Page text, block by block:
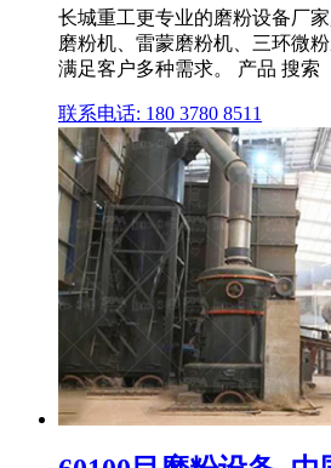
长城重工更专业的磨粉设备厂
磨粉机、雷蒙磨粉机、三环微
满足客户多种需求。 产品 搜索
联系电话: 180 3780 8511